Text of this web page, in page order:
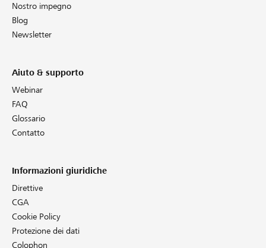
Nostro impegno
Blog
Newsletter
Aiuto & supporto
Webinar
FAQ
Glossario
Contatto
Informazioni giuridiche
Direttive
CGA
Cookie Policy
Protezione dei dati
Colophon